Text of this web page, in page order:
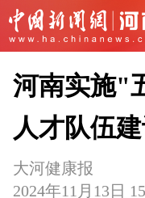
河南实施"
人才队伍
大河健康报
2024年11月13日